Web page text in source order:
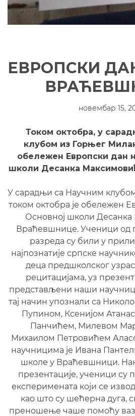
ЕВРОПСКИ
новембар 15,
Током октобра, у
клубом из Горњег
обележен Европски дан
школи Десанка
У сарадњи са Научним
током октобра је обележен
Основној школи
Враћевшнице. Ученици од
разреда су били у
најпознатије српске
деца предшколског
рецитацијама, уз
представљени наши
тај начин упознали са
Пупином, Ксенијом
Панчићем, Милевом
Михаилом Петровићем
научницима је Ивана
школе у Враћевшници.
презентације, ученици су
експеримената који се
као што су шећерна дуга,
преношење чаше помоћу